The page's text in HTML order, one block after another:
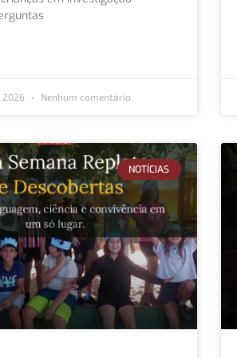
2026 Nenhum comentário
NOTÍCIAS